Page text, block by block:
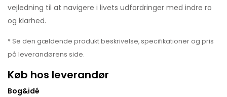
vejledning til at navigere i livets udfordringer med indre ro
og klarhed.
* Se den gældende produkt beskrivelse, specifikationer og pris
på leverandørens side.
Køb hos leverandør
Bog&idé